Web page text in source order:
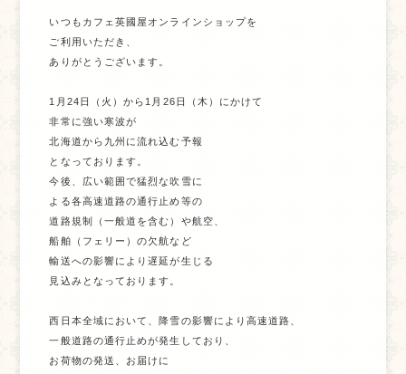
いつもカフェ英國屋オンラインショップを
ご利用いただき、
ありがとうございます。
1月24日（火）から1月26日（木）にかけて
非常に強い寒波が
北海道から九州に流れ込む予報
となっております。
今後、広い範囲で猛烈な吹雪に
よる各高速道路の通行止め等の
道路規制（一般道を含む）や航空、
船舶（フェリー）の欠航など
輸送への影響により遅延が生じる
見込みとなっております。
西日本全域において、降雪の影響により高速道路、
一般道路の通行止めが発生しており、
お荷物の発送、お届けに